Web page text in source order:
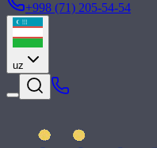
+998 (71) 205-54-54
uz